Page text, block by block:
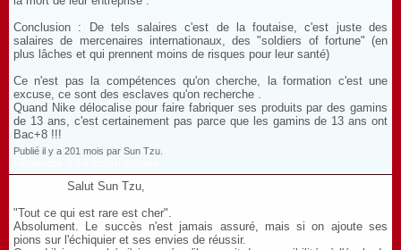
Conclusion : De tels salaires c'est de la foutaise, c'est juste des
salaires de mercenaires internationaux, des "soldiers of fortune" (en
plus lâches et qui prennent moins de risques pour leur santé)
Ce n'est pas la compétences qu'on cherche, la formation c'est une
excuse, ce sont des esclaves qu'on recherche .
Quand Nike délocalise pour faire fabriquer ses produits par des gamins
de 13 ans, c'est certainement pas parce que les gamins de 13 ans ont
Bac+8 !!!
Publié il y a 201 mois par Sun Tzu.
Salut Sun Tzu,
"Tout ce qui est rare est cher".
Absolument. Le succès n'est jamais assuré, mais si on ajoute ses
pions sur l'échiquier et ses envies de réussir.